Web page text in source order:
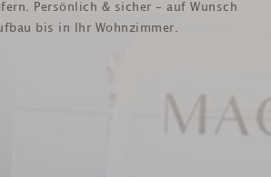
Persönlich & sicher - auf Wunsch
bis in Ihr Wohnzimmer.